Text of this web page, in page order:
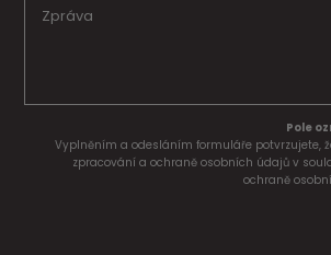
Pole
Vyplněním a odesláním formuláře potvrzujete,
zpracování a ochraně osobních údajů v
ochraně